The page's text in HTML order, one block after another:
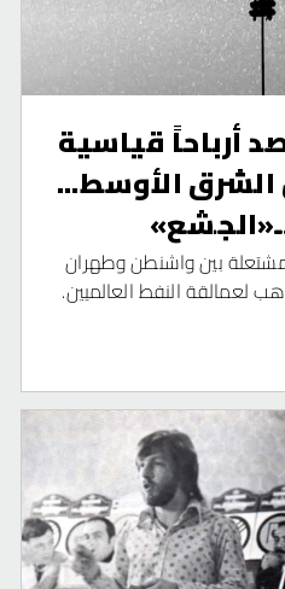
أرباحاً قياسية
الأوسط...
بين واشنطن وطهران
النفط العالميين.